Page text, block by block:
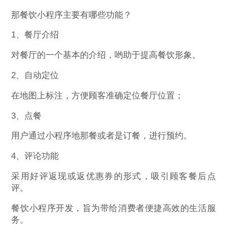
那餐饮小程序主要有哪些功能？
1、餐厅介绍
对餐厅的一个基本的介绍，哟助于提高餐饮形象。
2、自动定位
在地图上标注，方便顾客准确定位餐厅位置；
3、点餐
用户通过小程序地那餐或者是订餐，进行预约。
4、评论功能
采用好评返现或返优惠券的形式，吸引顾客餐后点
评。
餐饮小程序开发，旨为带给消费者便捷高效的生活服
务。